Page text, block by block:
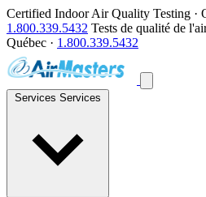
Certified Indoor Air Quality Testing ·
1.800.339.5432 Tests de qualité de
Québec · 1.800.339.5432
Services Services